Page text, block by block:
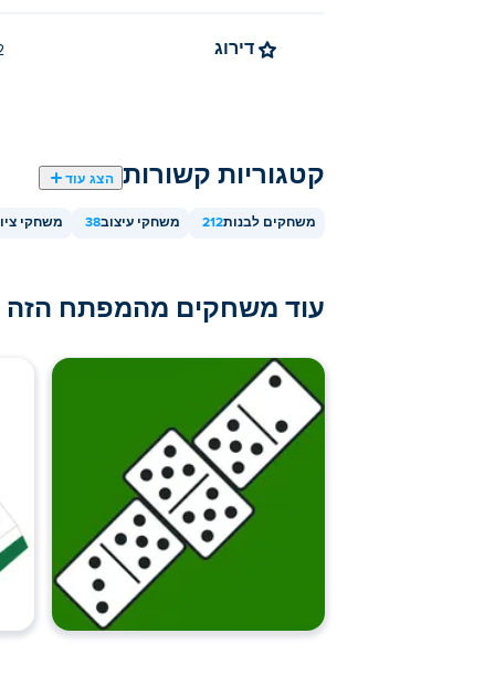
דירוג
קטגוריות קשורות הצג עוד
משחקים לבנות212 משחקי עיצוב38 משחקי
עוד משחקים מהמפתח הזה